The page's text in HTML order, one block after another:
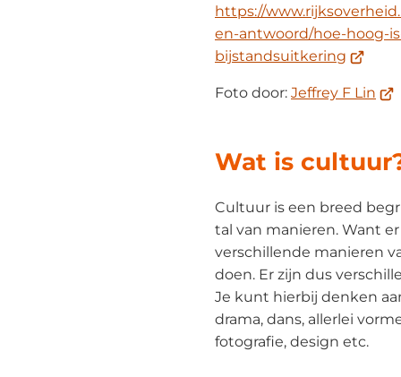
https://
en-antwoord/hoe-hoog-
bijstandsuitkering
een
Foto door: Jeffrey F Lin
Wat is
Cultuur is een breed
tal van manieren. Want
verschillende manieren
doen. Er zijn dus
Je kunt hierbij denken
drama, dans, allerlei
fotografie, design etc.